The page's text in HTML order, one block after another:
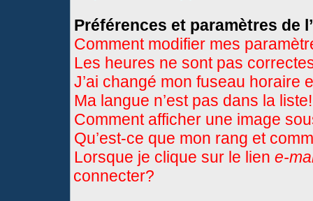
Préférences et paramètres de
Comment modifier mes
Les heures ne sont pas
J’ai changé mon fuseau horaire
Ma langue n’est pas dans la liste!
Comment afficher une image
Qu’est-ce que mon rang et
Lorsque je clique sur le lien e-
connecter?